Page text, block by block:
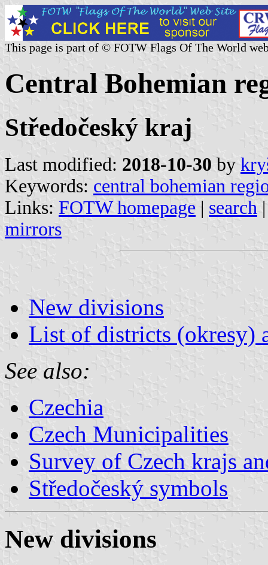
This page is part of © FOTW Flags Of The World
Central Bohemian
Středočeský kraj
Last modified: 2018-10-30 by
Keywords: central bohemian
Links: FOTW homepage | search
mirrors
New divisions
List of districts (okresy)
See also:
Czechia
Czech Municipalities
Survey of Czech krajs
Středočeský symbols
New divisions